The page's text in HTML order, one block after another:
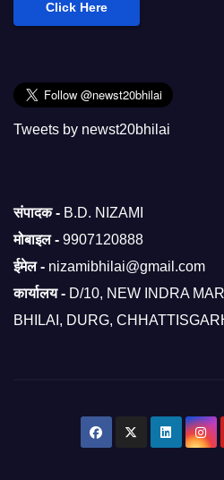
Click Here
Tweets by newst20bhilai
संपादक - B.D. NIZAMI
मोबाइल - 9907120888
ईमेल - nizamibhilai@gmail.com
कार्यालय - D/10, NEW INDRA
BHILAI, DURG,